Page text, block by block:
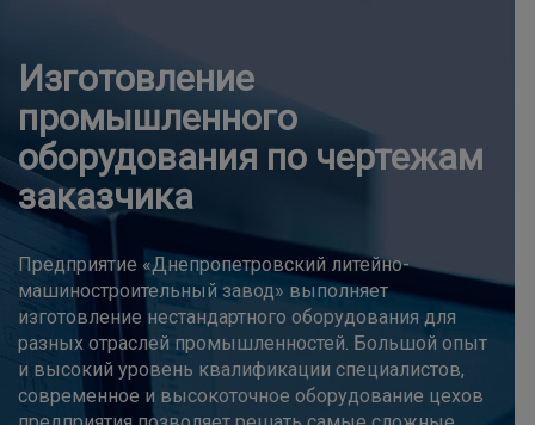
Изготовление
промышленного
оборудования по чертежам
заказчика
Предприятие «Днепропетровский литейно-
машиностроительный завод» выполняет
изготовление нестандартного оборудования для
разных отраслей промышленностей. Большой опыт
и высокий уровень квалификации специалистов,
современное и высокоточное оборудование цехов
Изготовление
промышленного
оборудования по чертежам
заказчика
Предприятие «Днепропетровский литейно-
машиностроительный завод» выполняет
изготовление нестандартного оборудования для
разных отраслей промышленностей. Большой опыт
и высокий уровень квалификации специалистов,
Изготовление
промышленного
оборудования по чертежам
заказчика
Предприятие «Днепропетровский литейно-
машиностроительный завод» выполняет
изготовление нестандартного оборудования для
разных отраслей промышленностей. Большой опыт
и высокий уровень квалификации специалистов,